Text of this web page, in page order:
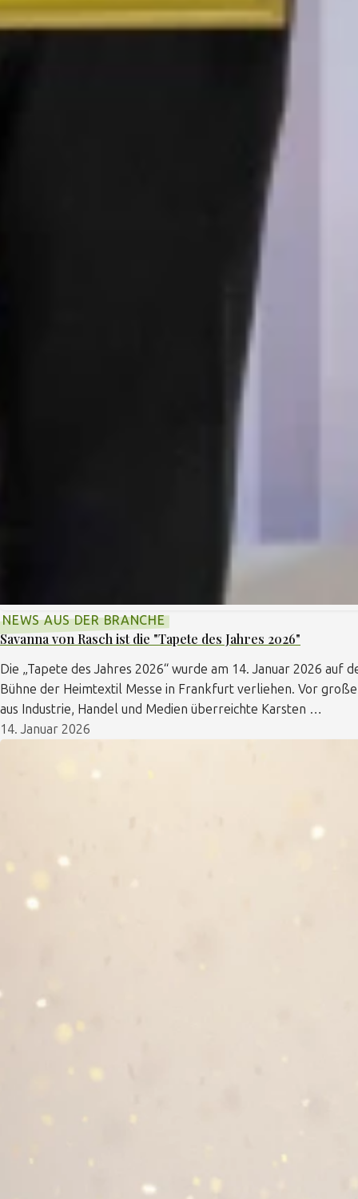
NEWS AUS DER BRANCHE
Savanna von Rasch ist die "Tapete des Jahres 2026"
Die „Tapete des Jahres 2026“ wurde am 14. Januar 2026 auf
Bühne der Heimtextil Messe in Frankfurt verliehen. Vor
aus Industrie, Handel und Medien überreichte Karsten …
14. Januar 2026